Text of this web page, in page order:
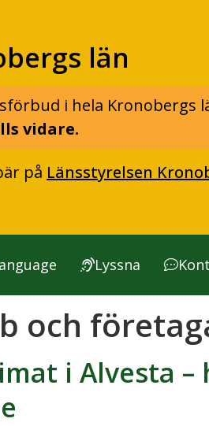
län
i hela Kronobergs
vidare.
på Länsstyrelsen
Lyssna
och
i Alvesta –